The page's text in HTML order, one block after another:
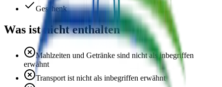
Geschenk
Was ist nicht enthalten
Mahlzeiten und Getränke sind nicht als inbegriffen
erwähnt
Transport ist nicht als inbegriffen erwähnt